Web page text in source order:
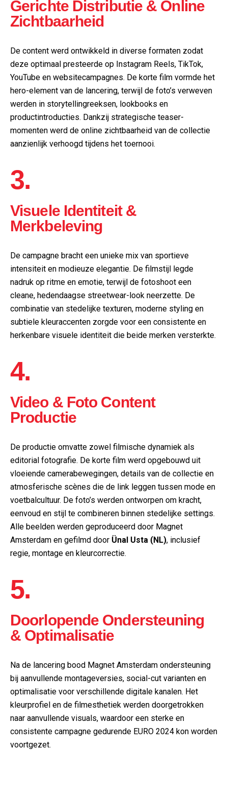
Gerichte Distributie & Online
Zichtbaarheid
De content werd ontwikkeld in diverse formaten zodat
deze optimaal presteerde op Instagram Reels, TikTok,
YouTube en websitecampagnes. De korte film vormde het
hero-element van de lancering, terwijl de foto’s verweven
werden in storytellingreeksen, lookbooks en
productintroducties. Dankzij strategische teaser-
momenten werd de online zichtbaarheid van de collectie
aanzienlijk verhoogd tijdens het toernooi.
3.
Visuele Identiteit &
Merkbeleving
De campagne bracht een unieke mix van sportieve
intensiteit en modieuze elegantie. De filmstijl legde
nadruk op ritme en emotie, terwijl de fotoshoot een
cleane, hedendaagse streetwear-look neerzette. De
combinatie van stedelijke texturen, moderne styling en
subtiele kleuraccenten zorgde voor een consistente en
herkenbare visuele identiteit die beide merken versterkte.
4.
Video & Foto Content
Productie
De productie omvatte zowel filmische dynamiek als
editorial fotografie. De korte film werd opgebouwd uit
vloeiende camerabewegingen, details van de collectie en
atmosferische scènes die de link leggen tussen mode en
voetbalcultuur. De foto’s werden ontworpen om kracht,
eenvoud en stijl te combineren binnen stedelijke settings.
Alle beelden werden geproduceerd door Magnet
Amsterdam en gefilmd door Ünal Usta (NL), inclusief
regie, montage en kleurcorrectie.
5.
Doorlopende Ondersteuning
& Optimalisatie
Na de lancering bood Magnet Amsterdam ondersteuning
bij aanvullende montageversies, social-cut varianten en
optimalisatie voor verschillende digitale kanalen. Het
kleurprofiel en de filmesthetiek werden doorgetrokken
naar aanvullende visuals, waardoor een sterke en
consistente campagne gedurende EURO 2024 kon worden
voortgezet.